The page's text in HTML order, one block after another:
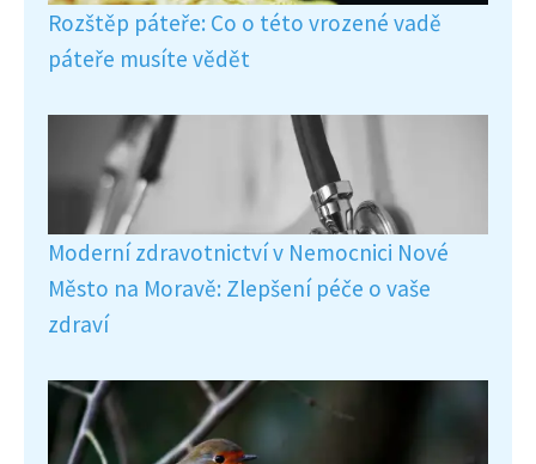
Rozštěp páteře: Co o této vrozené vadě
páteře musíte vědět
Moderní zdravotnictví v Nemocnici Nové
Město na Moravě: Zlepšení péče o vaše
zdraví